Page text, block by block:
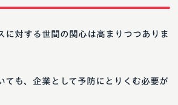
に対する世間の関心は高まりつつありま
ても、企業として予防にとりくむ必要が